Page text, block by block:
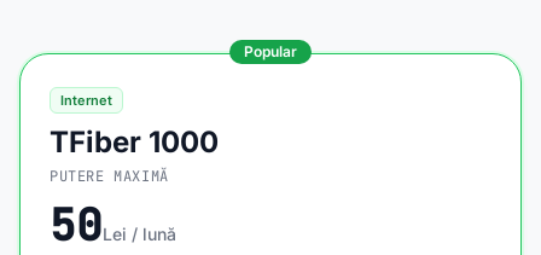
Popular
Internet
TFiber 1000
PUTERE MAXIMĂ
50Lei / lună